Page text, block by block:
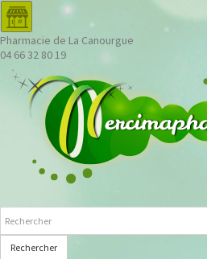
Pharmacie de La Canourgue
04 66 32 80 19
Rechercher